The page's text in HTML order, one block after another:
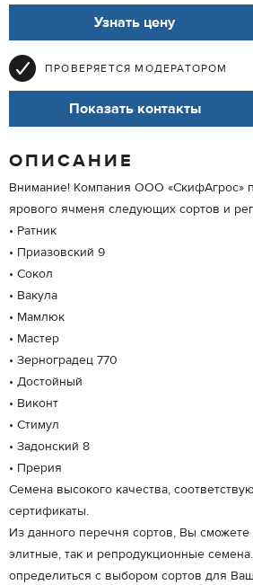
Узнать цену
ПРОВЕРЯЕТСЯ МОДЕРАТОРОМ
Показать контакты
ОПИСАНИЕ
Внимание! Компания ООО «СкифАгрос»
ярового ячменя следующих сортов и
• Ратник
• Приазовский 9
• Сокол
• Вакула
• Мамлюк
• Мастер
• Зерноградец 770
• Достойный
• Виконт
• Стимул
• Задонский 8
• Прерия
Семена высокого качества,
сертификаты.
Из данного перечня сортов, Вы сможете
элитные, так и репродукционные
определиться с выбором сортов для